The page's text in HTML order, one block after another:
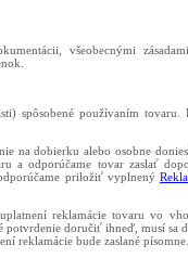
všeobecnými
spôsobené používaním
na dobierku alebo osobne
a odporúčame tovar zaslať
priložiť vyplnený
reklamácie tovaru vo
potvrdenie doručiť ihneď, musí sa
reklamácie bude zaslané písomne.